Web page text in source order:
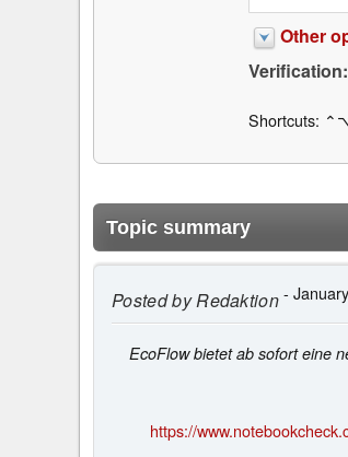
Other
Verification:
Shortcuts:
Topic summary
Posted byRedaktion-
EcoFlow bietet ab sofort eine
https://